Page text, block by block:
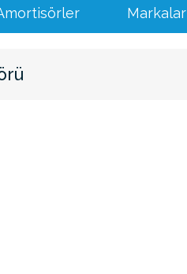
Markalar